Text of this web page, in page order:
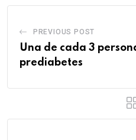
PREVIOUS POST
Una de cada 3
prediabetes